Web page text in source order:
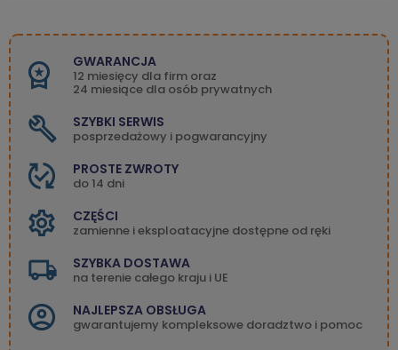
GWARANCJA
12 miesięcy dla firm oraz
24 miesiące dla osób prywatnych
SZYBKI SERWIS
posprzedażowy i pogwarancyjny
PROSTE ZWROTY
do 14 dni
CZĘŚCI
zamienne i eksploatacyjne dostępne od ręki
SZYBKA DOSTAWA
na terenie całego kraju i UE
NAJLEPSZA OBSŁUGA
gwarantujemy kompleksowe doradztwo i pomoc